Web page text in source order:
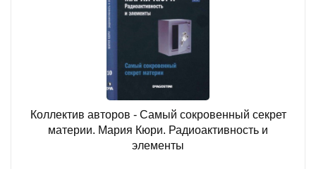
Коллектив авторов - Самый сокровенный секрет
материи. Мария Кюри. Радиоактивность и
элементы